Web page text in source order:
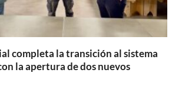
completa la transición al sistema
la apertura de dos nuevos